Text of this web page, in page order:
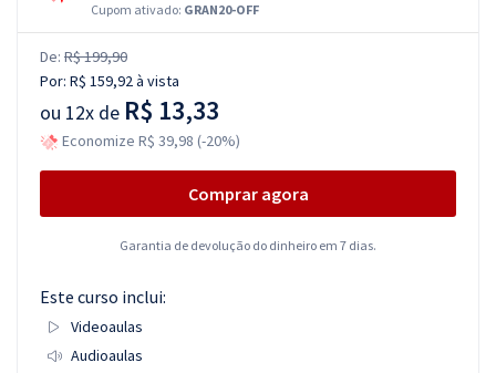
Cupom ativado: GRAN20-OFF
De: R$ 199,90
Por: R$ 159,92à vista
ou 12x de R$ 13,33
Economize R$ 39,98 (-20%)
Comprar agora
Garantia de devolução do dinheiro em 7 dias.
Este curso inclui:
Videoaulas
Audioaulas